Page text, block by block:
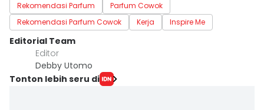
Rekomendasi Parfum
Parfum Cowok
Rekomendasi Parfum Cowok
Kerja Inspire Me
Editorial Team
Editor
Debby Utomo
Tonton lebih seru di